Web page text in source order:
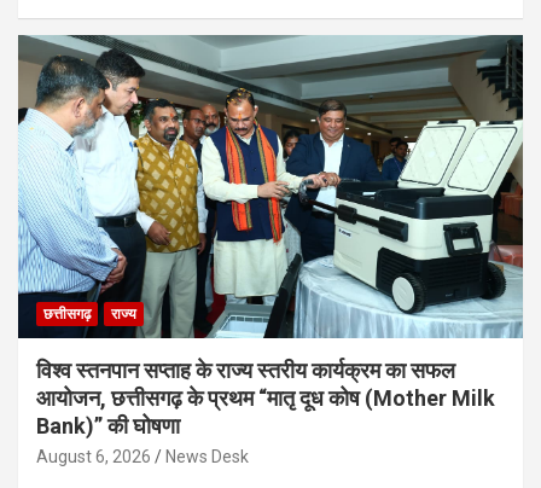
छत्तीसगढ़ राज्य
विश्व स्तनपान सप्ताह के राज्य स्तरीय कार्यक्रम का सफल
आयोजन, छत्तीसगढ़ के प्रथम “मातृ दूध कोष (Mother Milk
Bank)” की घोषणा
August 6, 2026 News Desk